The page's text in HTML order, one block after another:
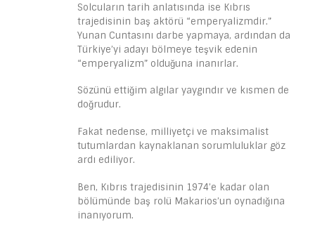
Solcuların tarih anlatısında ise Kıbrıs
trajedisinin baş aktörü “emperyalizmdir.”
Yunan Cuntasını darbe yapmaya, ardından da
Türkiye’yi adayı bölmeye teşvik edenin
“emperyalizm” olduğuna inanırlar.
Sözünü ettiğim algılar yaygındır ve kısmen de
doğrudur.
Fakat nedense, milliyetçi ve maksimalist
tutumlardan kaynaklanan sorumluluklar göz
ardı ediliyor.
Ben, Kıbrıs trajedisinin 1974’e kadar olan
bölümünde baş rolü Makarios’un oynadığına
inanıyorum.